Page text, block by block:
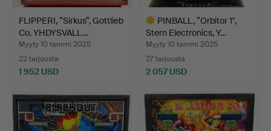
FLIPPERI, ”Sirkus”, Gottlieb
Co. YHDYSVALL…
Myyty 10 tammi 2025
22 tarjousta
1 952 USD
PINBALL, ”Orbitor 1",
Stern Electronics, Y…
Myyty 10 tammi 2025
27 tarjousta
2 057 USD
esine